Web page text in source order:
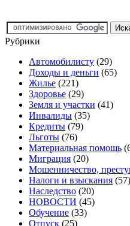
Рубрики
Автомобилисту (29)
Доходы и деньги (65)
Жилье (221)
Здоровье (29)
Земля и участки (41)
Инвалиды (35)
Кредиты (79)
Льготы (76)
Материальная помощь
Миграция (20)
Мошенничество,
Налоги и взыскания (57)
Наследство (20)
НОВОСТИ (45)
Обучение (33)
Отпуск (25)